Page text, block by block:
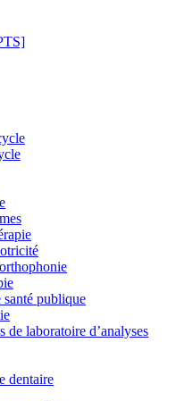
publique
de laboratoire d’analyses
dentaire